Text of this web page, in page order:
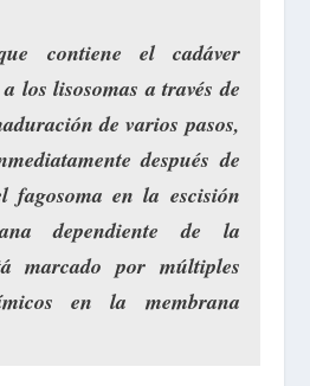
contiene el cadáver
los lisosomas a través de
de varios pasos,
después de
fagosoma en la escisión
dependiente de la
marcado por múltiples
en la membrana